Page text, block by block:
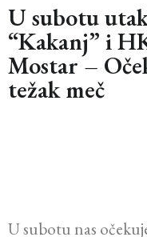
U subotu
“Kakanj” i
Mostar –
težak meč
U subotu nas